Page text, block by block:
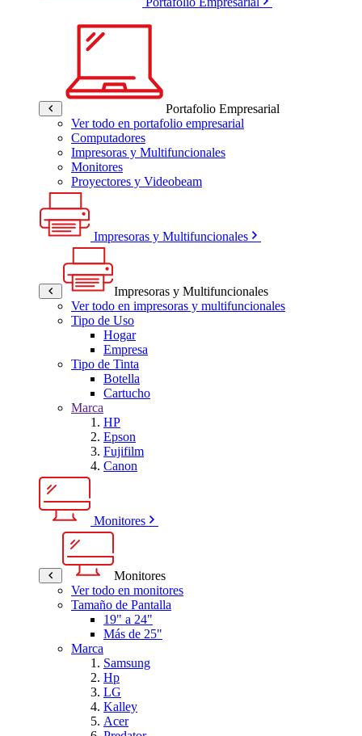
Portafolio Empresarial
Ver todo en portafolio empresarial
Computadores
Impresoras y Multifuncionales
Monitores
Proyectores y Videobeam
Impresoras y Multifuncionales
Impresoras y Multifuncionales
Ver todo en impresoras y multifuncionales
Tipo de Uso
Hogar
Empresa
Tipo de Tinta
Botella
Cartucho
Marca
HP
Epson
Fujifilm
Canon
Monitores
Monitores
Ver todo en monitores
Tamaño de Pantalla
19" a 24"
Más de 25"
Marca
Samsung
Hp
LG
Kalley
Acer